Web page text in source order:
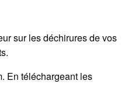
sur les déchirures de vos
En téléchargeant les